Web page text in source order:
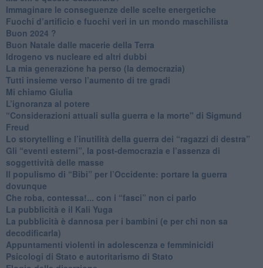
Immaginare le conseguenze delle scelte energetiche
​Fuochi d’artificio e fuochi veri in un mondo maschilista
Buon 2024 ?
​Buon Natale dalle macerie della Terra
​Idrogeno vs nucleare ed altri dubbi
​La mia generazione ha perso (la democrazia)
​Tutti insieme verso l’aumento di tre gradi
Mi chiamo Giulia
L’ignoranza al potere
​“Considerazioni attuali sulla guerra e la morte" di Sigmund
Freud
​Lo storytelling e l’inutilità della guerra dei “ragazzi di destra”
​Gli “eventi esterni”, la post-democrazia e l’assenza di
soggettività delle masse
​Il populismo di “Bibi” per l’Occidente: portare la guerra
dovunque
​Che roba, contessa!... con i “fasci” non ci parlo
La pubblicità e il Kali Yuga
​La pubblicità è dannosa per i bambini (e per chi non sa
decodificarla)
​Appuntamenti violenti in adolescenza e femminicidi
​Psicologi di Stato e autoritarismo di Stato